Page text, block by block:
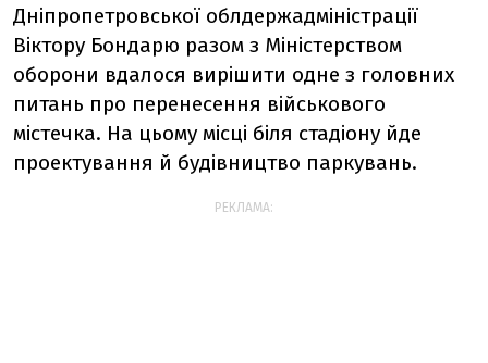
Дніпропетровської облдержадміністрації
Віктору Бондарю разом з Міністерством
оборони вдалося вирішити одне з головних
питань про перенесення військового
містечка. На цьому місці біля стадіону йде
проектування й будівництво паркувань.
РЕКЛАМА: